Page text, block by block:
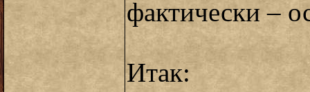
фактически –
Итак: